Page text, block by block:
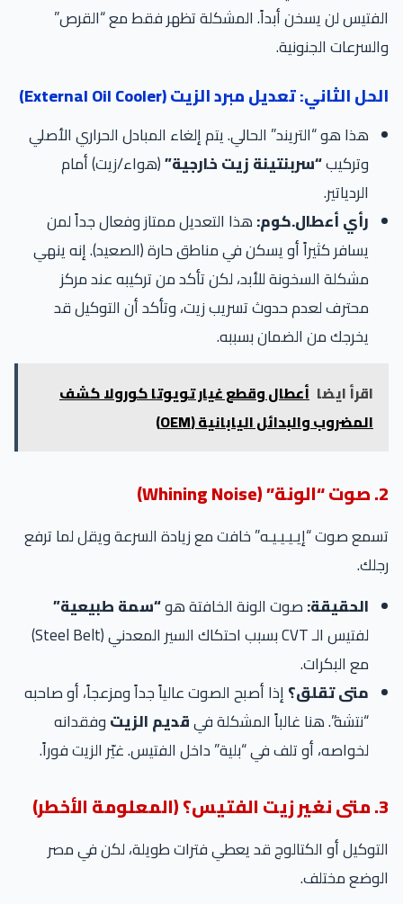
الفتيس لن يسخن أبداً. المشكلة تظهر فقط مع “القرص”
والسرعات الجنونية.
الحل الثاني: تعديل مبرد الزيت (External Oil Cooler)
هذا هو “التريند” الحالي. يتم إلغاء المبادل الحراري الأصلي
وتركيب“سربنتينة زيت خارجية”(هواء/زيت) أمام
الردياتير.
رأي أعطال.كوم:هذا التعديل ممتاز وفعال جداً لمن
يسافر كثيراً أو يسكن في مناطق حارة (الصعيد). إنه ينهي
مشكلة السخونة للأبد، لكن تأكد من تركيبه عند مركز
محترف لعدم حدوث تسريب زيت، وتأكد أن التوكيل قد
يخرجك من الضمان بسببه.
اقرأ ايضا أعطال وقطع غيار تويوتا كورولا كشف
المضروب والبدائل اليابانية (OEM)
2. صوت “الونة” (Whining Noise)
تسمع صوت “إيـيـيـيـه” خافت مع زيادة السرعة ويقل لما ترفع
رجلك.
الحقيقة:صوت الونة الخافتة هو“سمة طبيعية”
لفتيس الـ CVT بسبب احتكاك السير المعدني (Steel Belt)
مع البكرات.
متى تقلق؟إذا أصبح الصوت عالياً جداً ومزعجاً، أو صاحبه
“نتشة”. هنا غالباً المشكلة فيقديم الزيتوفقدانه
لخواصه، أو تلف في “بلية” داخل الفتيس. غيّر الزيت فوراً.
3. متى نغير زيت الفتيس؟ (المعلومة الأخطر)
التوكيل أو الكتالوج قد يعطي فترات طويلة، لكن في مصر
الوضع مختلف.